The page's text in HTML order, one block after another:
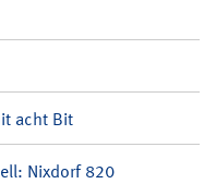
acht Bit
Nixdorf 820